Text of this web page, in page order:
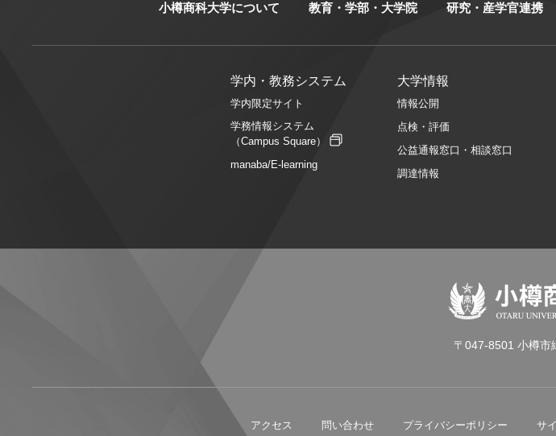
小樽商科大学について 教育・学部・大学院 研究・産学官連携
学内・教務システム
学内限定サイト
学務情報システム
（Campus Square）
manaba/E-learning
大学情報
情報公開
点検・評価
公益通報窓口・相談窓口
調達情報
〒047-8501 小樽市
アクセス 問い合わせ プライバシーポリシー サ